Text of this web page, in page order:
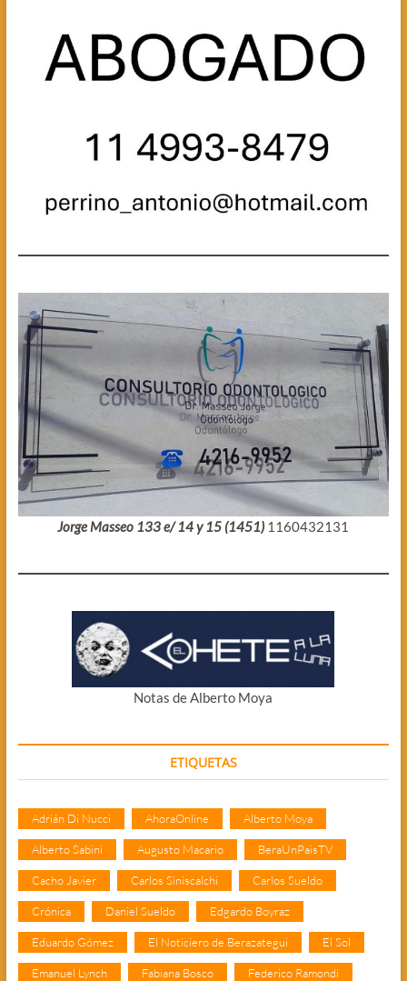
Jorge Masseo 133 e/ 14 y 15 (1451) 1160432131
Notas de Alberto Moya
ETIQUETAS
Adrián Di Nucci AhoraOnline Alberto Moya
Alberto Sabini Augusto Macario BeraUnPaisTV
Cacho Javier Carlos Siniscalchi Carlos Sueldo
Crónica Daniel Sueldo Edgardo Boyraz
Eduardo Gómez El Noticiero de Berazategui El Sol
Emanuel Lynch Fabiana Bosco Federico Ramondi